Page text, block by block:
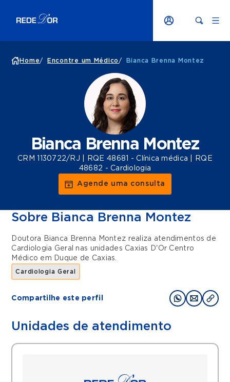
Home/ Encontre um Médico / Bianca Brenna Montez
Bianca Brenna Montez
CRM 1130722/RJ | RQE 48681 - Clínica médica | RQE
48682 - Cardiologia
Agende uma consulta
Sobre Bianca Brenna Montez
Doutora Bianca Brenna Montez realiza atendimentos de
Cardiologia Geral
nas unidades Caxias D'Or Centro
Médico em Duque de Caxias.
Cardiologia Geral
Compartilhe este perfil
Unidades de atendimento